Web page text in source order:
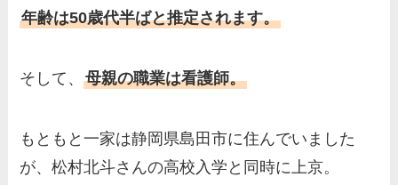
年齢は50歳代半ばと推定されます。
そして、母親の職業は看護師。
もともと一家は静岡県島田市に住んでいました
が、松村北斗さんの高校入学と同時に上京。